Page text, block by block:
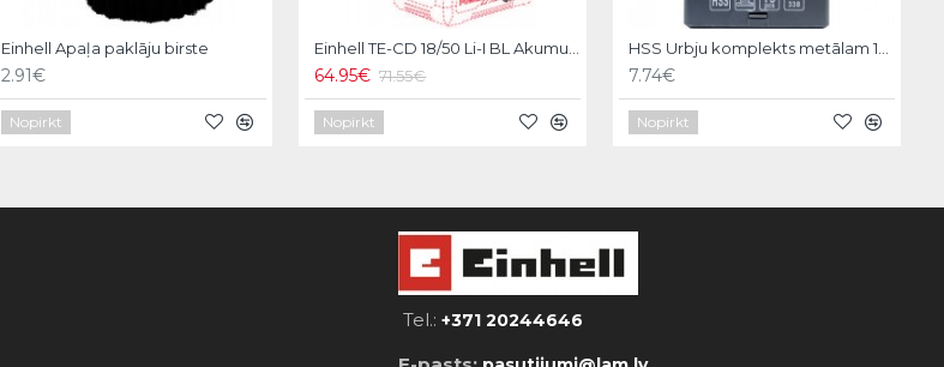
Einhell Apaļa paklāju birste
2.91€
Nopirkt
64.95€ 71.55€
Nopirkt
7.74€
Nopirkt
Tel.:+371 20244646